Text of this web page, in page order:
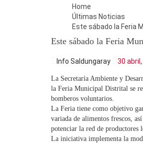
Home
Últimas Noticias
Este sábado la Feria
Este sábado la Feria
Info Saldungaray 30
La Secretaría Ambiente y
la Feria Municipal Distrital se
bomberos voluntarios.
La Feria tiene como objetivo
variada de alimentos frescos,
potenciar la red de productores
La iniciativa implementa la